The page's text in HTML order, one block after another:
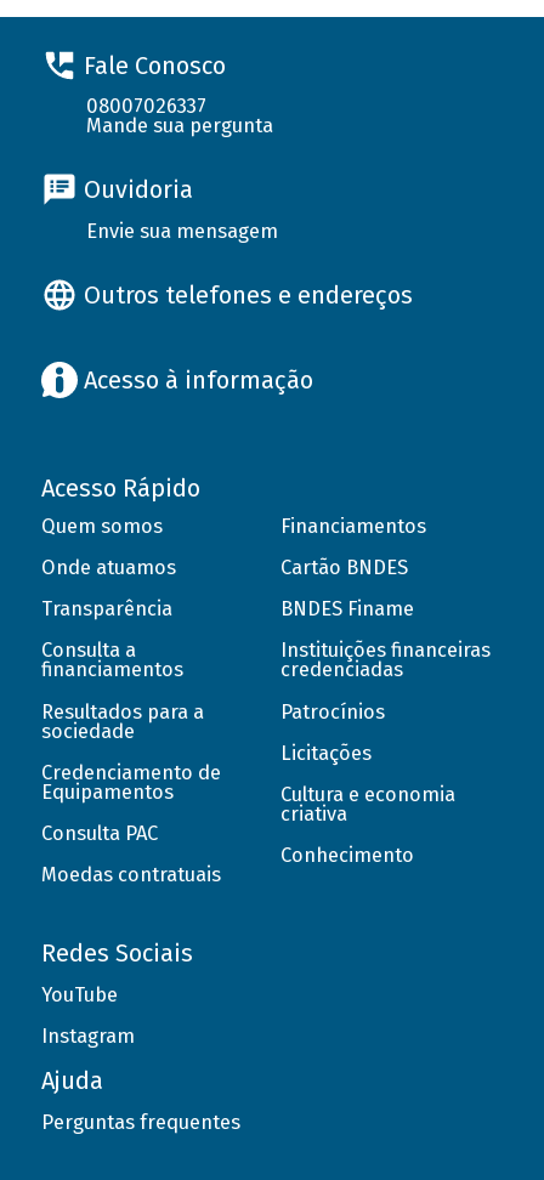
Fale Conosco
08007026337
Mande sua pergunta
Ouvidoria
Envie sua mensagem
Outros telefones e endereços
Acesso à informação
Acesso Rápido
Quem somos
Onde atuamos
Transparência
Consulta a
financiamentos
Resultados para a
sociedade
Credenciamento de
Equipamentos
Consulta PAC
Moedas contratuais
Financiamentos
Cartão BNDES
BNDES Finame
Instituições financeiras
credenciadas
Patrocínios
Licitações
Cultura e economia
criativa
Conhecimento
Redes Sociais
YouTube
Instagram
Ajuda
Perguntas frequentes